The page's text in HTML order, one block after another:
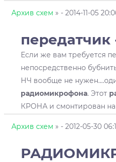
Архив схем » - 2014-11-05
передатчик
Если же вам требуется
непосредственно
НЧ вообще не
радиомикрофона. Этот
КРОНА и смонтирован на
Архив схем » - 2012-05-30